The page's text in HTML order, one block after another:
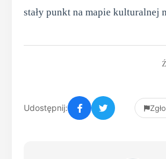
stały punkt na mapie kulturalnej
Udostępnij: